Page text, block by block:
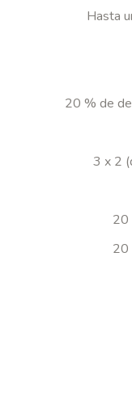
Hasta
20 % de
3 x 2
20
20